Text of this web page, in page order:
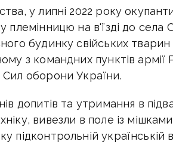
у липні 2022 року
племінницю на в'їзді до села
будинку свійських
з командних пунктів армії
Сил оборони України.
допитів та утримання в
вивезли в поле із
підконтрольній українській